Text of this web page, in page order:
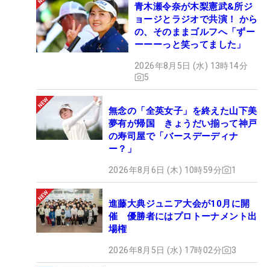
青木瀬令奈が木梨憲武&所ジ
ョージとラジオで共演！ から
の、そのままゴルフへ「ずー
ーーーっと笑ってました」
2026年8月5日 (水) 13時14分
5
無念の「全英女子」を終えた山下美
夢有が帰国 きょうだい揃って神戸
の寿司屋で「バースデーディナ
ー？」
2026年8月6日 (木) 10時59分 1
進藤大典ジュニア大会が10月に開
催 優勝者にはプロトーナメント出
場権
2026年8月5日 (水) 17時02分 3